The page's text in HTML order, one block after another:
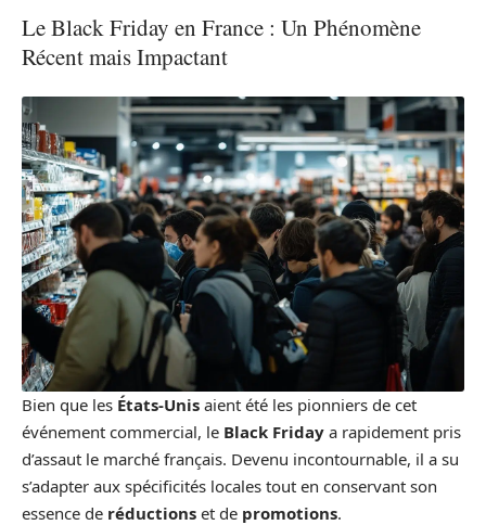
Le Black Friday en France : Un Phénomène
Récent mais Impactant
Bien que les États-Unis aient été les pionniers de cet
événement commercial, le Black Friday a rapidement pris
d’assaut le marché français. Devenu incontournable, il a su
s’adapter aux spécificités locales tout en conservant son
essence de réductions et de promotions.